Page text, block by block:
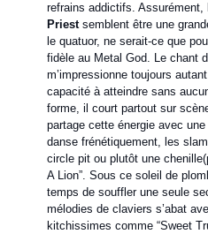
refrains addictifs. Assurément,
Priestsemblent être une
le quatuor, ne serait-ce que
fidèle au Metal God. Le chant
m’impressionne toujours
capacité à atteindre sans
forme, il court partout sur
partage cette énergie avec
danse frénétiquement, les
circle pit ou plutôt une
A Lion”. Sous ce soleil de
temps de souffler une seule
mélodies de claviers s’abat
kitchissimes comme “Sweet